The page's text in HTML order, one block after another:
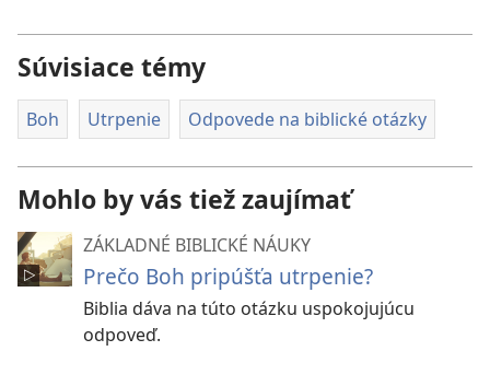
Súvisiace témy
Boh Utrpenie Odpovede na biblické otázky
Mohlo by vás tiež zaujímať
ZÁKLADNÉ BIBLICKÉ NÁUKY
Prečo Boh pripúšťa utrpenie?
Biblia dáva na túto otázku uspokojujúcu
odpoveď.